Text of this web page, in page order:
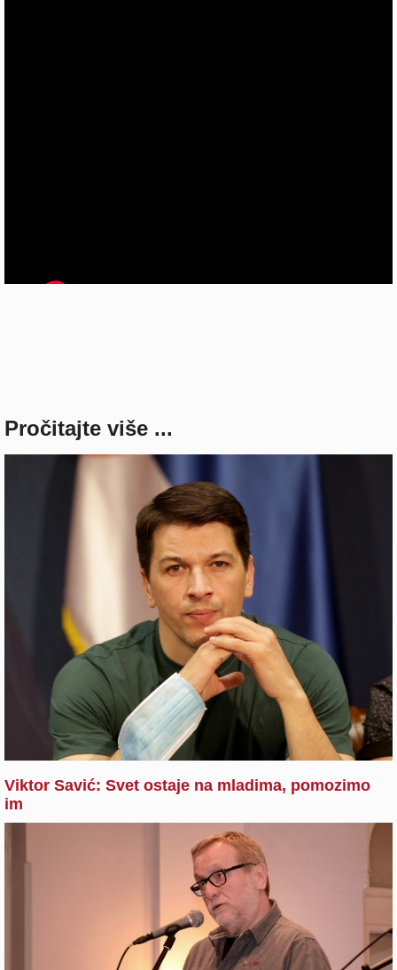
Pročitajte više ...
Viktor Savić: Svet ostaje na mladima, pomozimo
im